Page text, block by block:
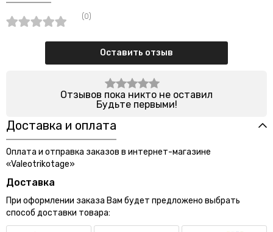
(0)
Оставить отзыв
Отзывов пока никто не оставил
Будьте первыми!
Доставка и оплата
Оплата и отправка заказов в интернет-магазине
«Valeotrikotage»
Доставка
При оформлении заказа Вам будет предложено выбрать
способ доставки товара: